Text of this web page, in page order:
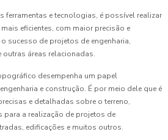
ferramentas e tecnologias, é possível realizar
eficientes, com maior precisão e
sucesso de projetos de engenharia,
outras áreas relacionadas.
desempenha um papel
e construção. É por meio dele que é
e detalhadas sobre o terreno,
a realização de projetos de
edificações e muitos outros.